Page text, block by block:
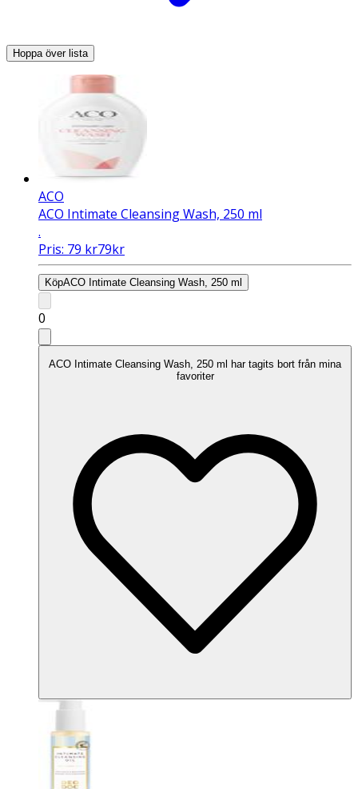
Hoppa över lista
ACO
ACO Intimate Cleansing Wash, 250 ml
.
Pris: 79 kr79kr
KöpACO Intimate Cleansing Wash, 250 ml
0
ACO Intimate Cleansing Wash, 250 ml har tagits bort från mina
favoriter